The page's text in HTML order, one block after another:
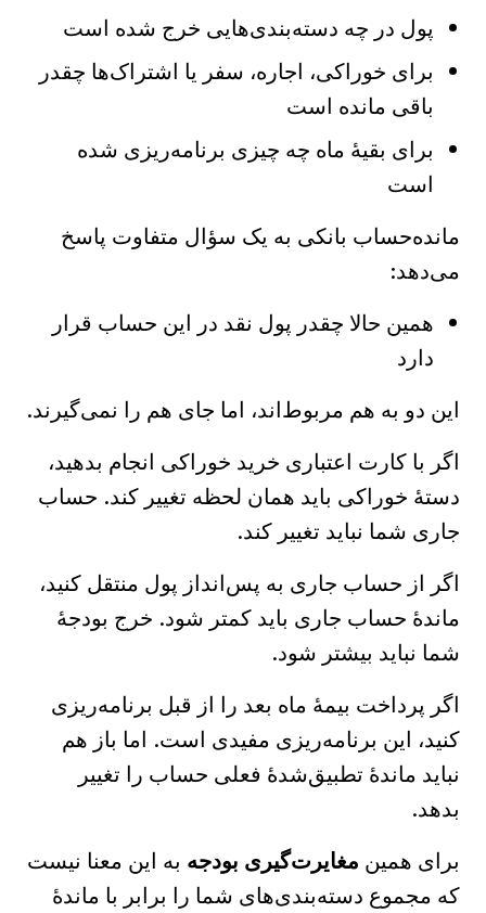
پول در چه دسته‌بندی‌هایی خرج شده است
برای خوراکی، اجاره، سفر یا اشتراک‌ها چقدر
باقی مانده است
برای بقیهٔ ماه چه چیزی برنامه‌ریزی شده
است
مانده‌حساب بانکی به یک سؤال متفاوت پاسخ
می‌دهد:
همین حالا چقدر پول نقد در این حساب قرار
دارد
این دو به هم مربوط‌اند، اما جای هم را نمی‌گیرند.
اگر با کارت اعتباری خرید خوراکی انجام بدهید،
دستهٔ خوراکی باید همان لحظه تغییر کند. حساب
جاری شما نباید تغییر کند.
اگر از حساب جاری به پس‌انداز پول منتقل کنید،
ماندهٔ حساب جاری باید کمتر شود. خرج بودجهٔ
شما نباید بیشتر شود.
اگر پرداخت بیمهٔ ماه بعد را از قبل برنامه‌ریزی
کنید، این برنامه‌ریزی مفیدی است. اما باز هم
نباید ماندهٔ تطبیق‌شدهٔ فعلی حساب را تغییر
بدهد.
برای همین مغایرت‌گیری بودجه به این معنا نیست
که مجموع دسته‌بندی‌های شما را برابر با ماندهٔ